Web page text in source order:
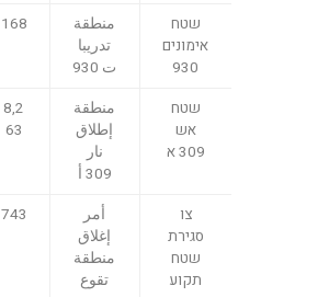
שטח
אימונים
930
منطقة
تدريبا
ت 930
168
שטח
אש
309 א
منطقة
إطلاق
نار
309 أ
8,2
63
צו
סגירת
שטח
תקוע
أمر
إغلاق
منطقة
تقوع
743